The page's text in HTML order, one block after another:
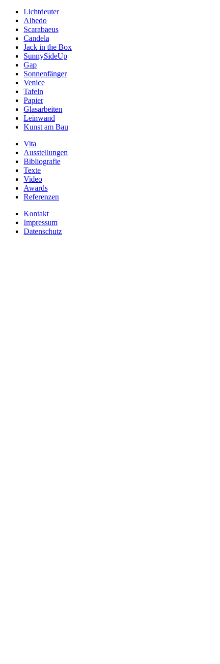
Lichtdeuter
Albedo
Scarabaeus
Candela
Jack in the Box
SunnySideUp
Gap
Sonnenfänger
Venice
Tafeln
Papier
Glasarbeiten
Leinwand
Kunst am Bau
Vita
Ausstellungen
Bibliografie
Texte
Video
Awards
Referenzen
Kontakt
Impressum
Datenschutz